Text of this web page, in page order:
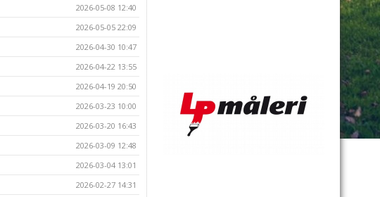
2026-05-08 12:40
2026-05-05 22:09
2026-04-30 10:47
2026-04-22 13:55
2026-04-19 20:50
2026-03-23 10:00
2026-03-20 16:43
2026-03-09 12:48
2026-03-04 13:01
2026-02-27 14:31